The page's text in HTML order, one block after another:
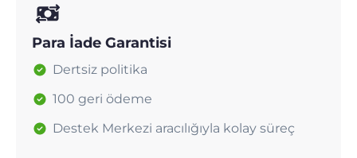
Para İade Garantisi
Dertsiz politika
100 geri ödeme
Destek Merkezi aracılığıyla kolay süreç